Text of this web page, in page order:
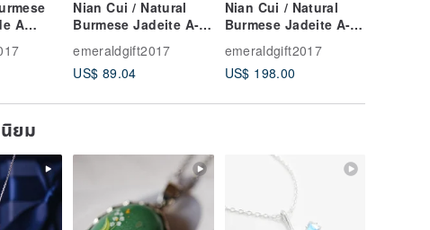
A
like,
Nian Cui / Natural
Burmese Jadeite A-
Grade - Unique
Honey Swirl Jadeite
Bracelet
emeraldgift2017
US$ 89.04
Nian Cui / Natural
Burmese Jadeite A-
Grade - Ice
Translucent,
Luminous Green,
Three-Color Jadeite
emeraldgift2017
US$ 198.00
ยม